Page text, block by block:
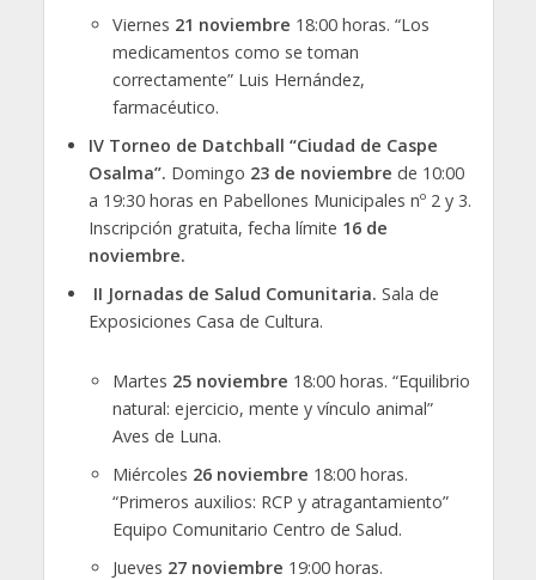
Viernes 21 noviembre 18:00 horas. “Los
medicamentos como se toman
correctamente” Luis Hernández,
farmacéutico.
IV Torneo de Datchball “Ciudad de Caspe
Osalma”. Domingo 23 de noviembre de 10:00
a 19:30 horas en Pabellones Municipales nº 2 y 3.
Inscripción gratuita, fecha límite 16 de
noviembre.
II Jornadas de Salud Comunitaria. Sala de
Exposiciones Casa de Cultura.
Martes 25 noviembre 18:00 horas. “Equilibrio
natural: ejercicio, mente y vínculo animal”
Aves de Luna.
Miércoles 26 noviembre 18:00 horas.
“Primeros auxilios: RCP y atragantamiento”
Equipo Comunitario Centro de Salud.
Jueves 27 noviembre 19:00 horas.